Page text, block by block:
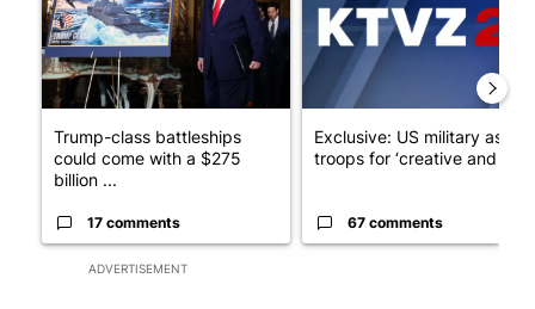
ADVERTISEMENT
Trump-class battleships
could come with a $275
billion ...
17 comments
Exclusive: US military asks
troops for ‘creative and un...
67 comments